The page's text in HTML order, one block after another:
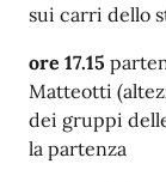
sui carri dello
ore 17.15
Matteotti
dei gruppi
la partenza